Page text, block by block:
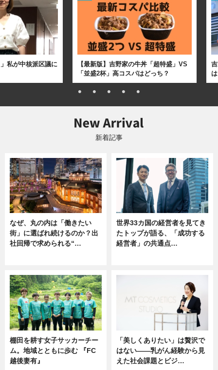
私が中核派区議に
【最新版】吉野家の牛丼「超特盛」VS
「並盛2杯」高コスパはどっち？
新着記事
なぜ、丸の内は「働きたい
街」に選ばれ続けるのか？出
社回帰で求められる“…
世界33カ国の経営者を見てき
たトップが語る、「成功する
経営者」の共通点…
棚田を耕す女子サッカーチー
ム。地域とともに歩む 『FC
越後妻有』
「美しくありたい」は贅沢で
はない――乳がん経験から見
えた社会課題とビジ…